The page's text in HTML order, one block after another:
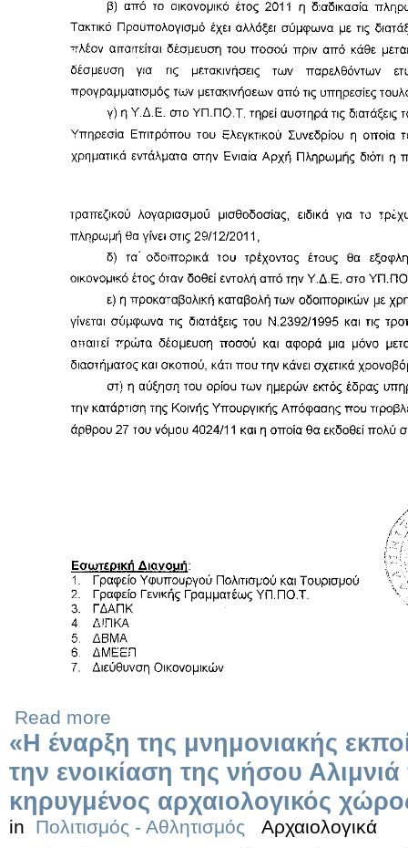
Read more
«Η έναρξη της μνημονιακής
την ενοικίαση της νήσου Αλιμνιά
κηρυγμένος αρχαιολογικός
in Πολιτισμός - Αθλητισμός
Αρχαιολογικά